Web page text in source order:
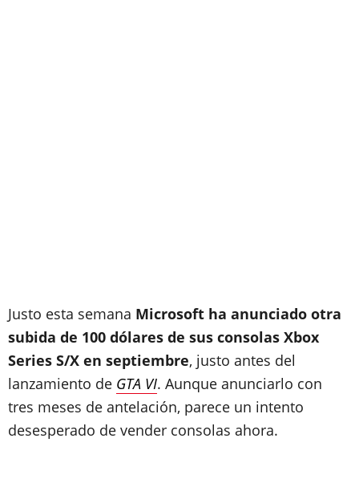
Justo esta semana Microsoft ha anunciado otra
subida de 100 dólares de sus consolas Xbox
Series S/X en septiembre, justo antes del
lanzamiento de GTA VI. Aunque anunciarlo con
tres meses de antelación, parece un intento
desesperado de vender consolas ahora.